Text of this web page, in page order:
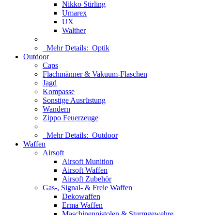
Nikko Stirling
Umarex
UX
Walther
Mehr Details: Optik
Outdoor
Caps
Flachmänner & Vakuum-Flaschen
Jagd
Kompasse
Sonstige Ausrüstung
Wandern
Zippo Feuerzeuge
Mehr Details: Outdoor
Waffen
Airsoft
Airsoft Munition
Airsoft Waffen
Airsoft Zubehör
Gas-, Signal- & Freie Waffen
Dekowaffen
Erma Waffen